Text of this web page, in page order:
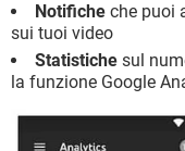
Notifiche che puoi
sui tuoi video
Statistiche sul
la funzione Google